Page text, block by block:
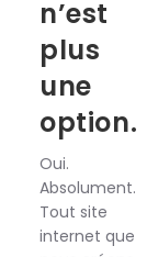
n’est
plus
une
option.
Oui.
Absolument.
Tout site
internet que